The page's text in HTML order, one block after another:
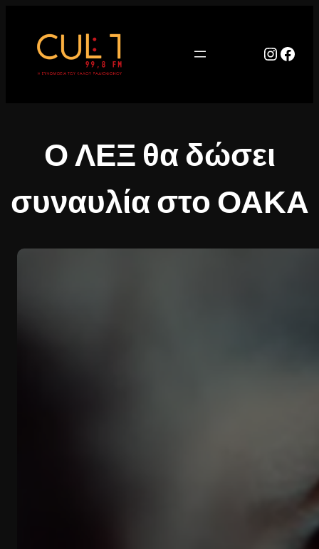
περιεχόμενο
Ο ΛΕΞ θα δώσει
συναυλία στο ΟΑΚΑ